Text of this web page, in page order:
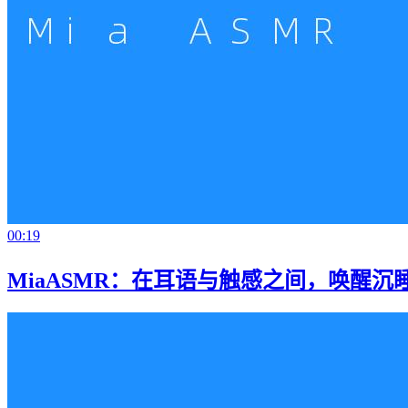
00:19
MiaASMR：在耳语与触感之间，唤醒沉